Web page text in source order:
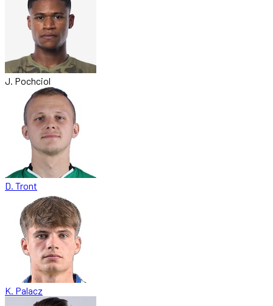
J. Pochciol
D. Tront
K. Palacz